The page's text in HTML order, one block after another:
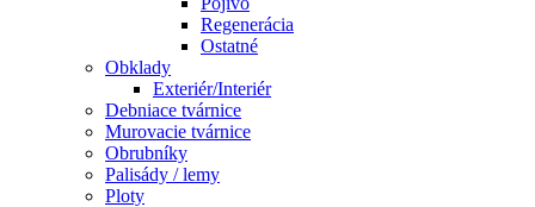
Regenerácia
Ostatné
Obklady
Exteriér/Interiér
Debniace tvárnice
Murovacie tvárnice
Obrubníky
Palisády / lemy
Ploty